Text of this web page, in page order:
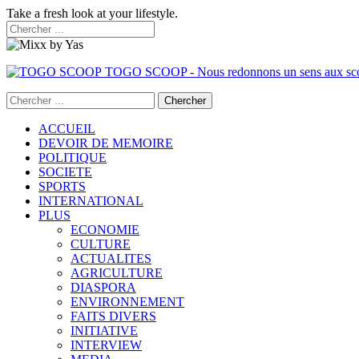
Take a fresh look at your lifestyle.
TOGO SCOOP - Nous redonnons un sens aux
ACCUEIL
DEVOIR DE MEMOIRE
POLITIQUE
SOCIETE
SPORTS
INTERNATIONAL
PLUS
ECONOMIE
CULTURE
ACTUALITES
AGRICULTURE
DIASPORA
ENVIRONNEMENT
FAITS DIVERS
INITIATIVE
INTERVIEW